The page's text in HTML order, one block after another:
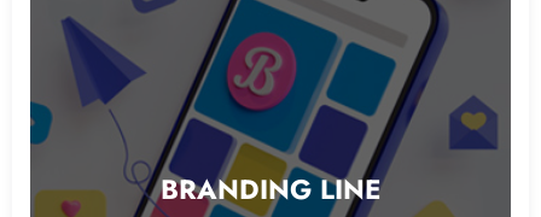
BRANDING LINE